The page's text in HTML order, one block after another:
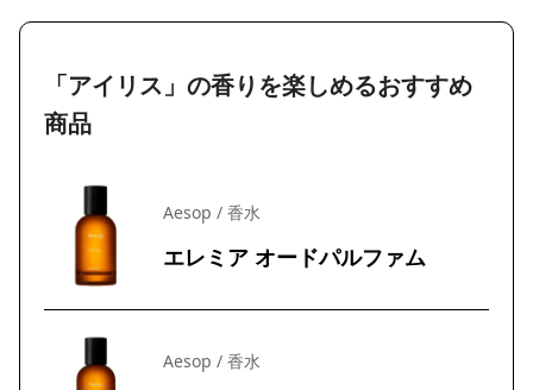
「アイリス」の香りを楽しめるおすすめ
商品
Aesop / 香水
エレミア オードパルファム
Aesop / 香水